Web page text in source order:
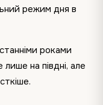
режим дня в
роками
на півдні, але